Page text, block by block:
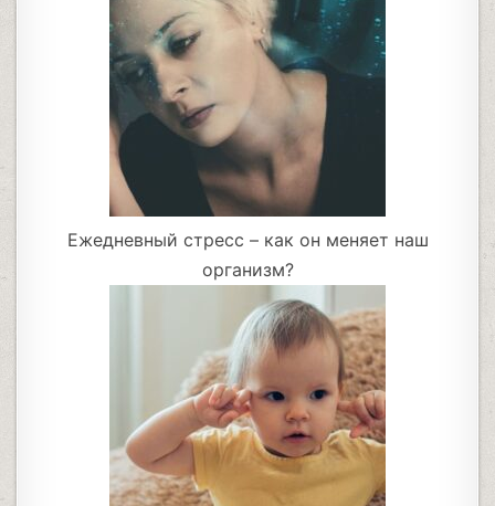
Ежедневный стресс – как он меняет наш
организм?